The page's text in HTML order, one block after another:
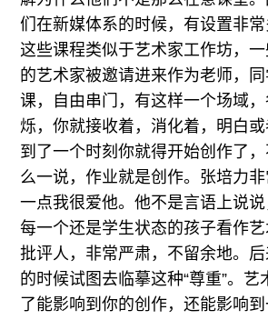
们在新媒体系的时候，有设置非常
这些课程类似于艺术家工作坊，
的艺术家被邀请进来作为老师，
课，自由串门，有这样一个场域，
烁，你就接收着，消化着，明白
到了一个时刻你就得开始创作了，
么一说，作业就是创作。张培力
一点我很爱他。他不是言语上说
每一个还是学生状态的孩子看作
批评人，非常严肃，不留余地。
的时候试图去临摹这种“尊重”。
了能影响到你的创作，还能影响到